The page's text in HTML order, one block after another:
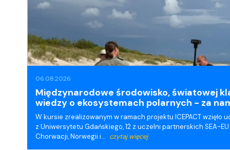
Informacje
06.08.2026
Międzynarodowe środowisko, światowej
wiedzy o ekosystemach polarnych - za
W kursie zrealizowanym w ramach projektu ICEPACT wzięło
z Uniwersytetu Gdańskiego, 12 z uczelni partnerskich SEA-
Chorwacji, Norwegii i… czytaj więcej